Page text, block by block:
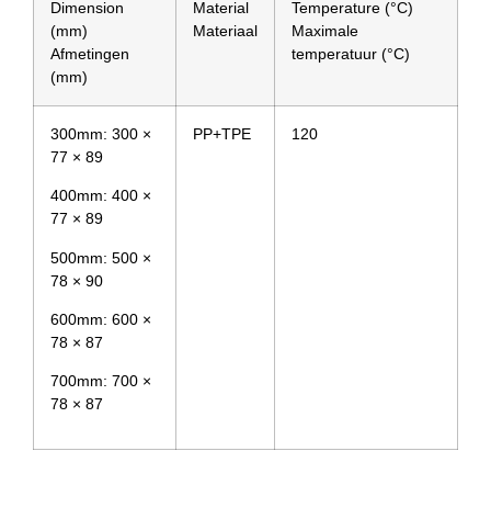
Afmetingen
(mm)
Materiaal
Maximale
temperatuur (°C)
300mm: 300 ×
77 × 89
400mm: 400 ×
77 × 89
500mm: 500 ×
78 × 90
600mm: 600 ×
78 × 87
700mm: 700 ×
78 × 87
PP+TPE 120